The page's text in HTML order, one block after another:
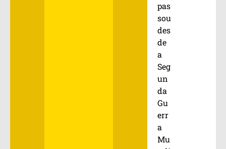
pas
sou
des
de
a
Seg
un
da
Gu
err
a
Mu